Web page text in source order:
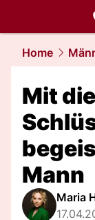
liebe.
Home
Mit
Mann
Maria